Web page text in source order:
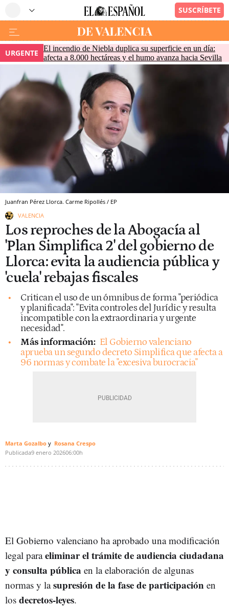
URGENTE
El incendio de Niebla duplica su superficie en un día:
afecta a 8.000 hectáreas y el humo avanza hacia Sevilla
Juanfran Pérez Llorca. Carme Ripollés / EP
VALENCIA
Los reproches de la Abogacía al
'Plan Simplifica 2' del gobierno de
Llorca: evita la audiencia pública y
'cuela' rebajas fiscales
Critican el uso de un ómnibus de forma "periódica
y planificada": "Evita controles del Jurídic y resulta
incompatible con la extraordinaria y urgente
necesidad".
Más información: El Gobierno valenciano
aprueba un segundo decreto Simplifica que afecta a
96 normas y combate la "excesiva burocracia"
Marta Gozalbo
Rosana Crespo
Publicada9 enero 202606:00h
El Gobierno valenciano ha aprobado una modificación
legal paraeliminar el trámite de audiencia ciudadana
y consulta pública en la elaboración de algunas
normas y lasupresión de la fase de participación en
los decretos-leyes.